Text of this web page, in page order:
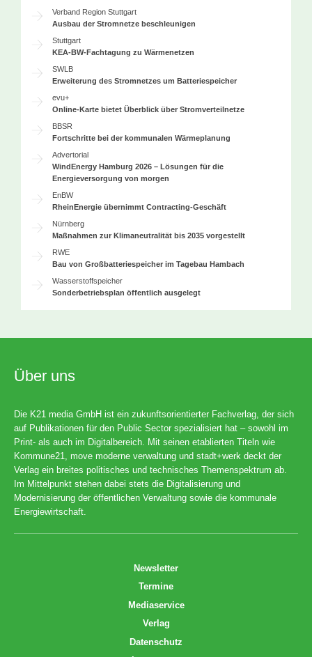
Verband Region Stuttgart
Ausbau der Stromnetze beschleunigen
Stuttgart
KEA-BW-Fachtagung zu Wärmenetzen
SWLB
Erweiterung des Stromnetzes um Batteriespeicher
evu+
Online-Karte bietet Überblick über Stromverteilnetze
BBSR
Fortschritte bei der kommunalen Wärmeplanung
Advertorial
WindEnergy Hamburg 2026 – Lösungen für die
Energieversorgung von morgen
EnBW
RheinEnergie übernimmt Contracting-Geschäft
Nürnberg
Maßnahmen zur Klimaneutralität bis 2035 vorgestellt
RWE
Bau von Großbatteriespeicher im Tagebau Hambach
Wasserstoffspeicher
Sonderbetriebsplan öffentlich ausgelegt
Über uns
Die K21 media GmbH ist ein zukunftsorientierter Fachverlag, der sich
auf Publikationen für den Public Sector spezialisiert hat – sowohl im
Print- als auch im Digitalbereich. Mit seinen etablierten Titeln wie
Kommune21, move moderne verwaltung und stadt+werk deckt der
Verlag ein breites politisches und technisches Themenspektrum ab.
Im Mittelpunkt stehen dabei stets die Digitalisierung und
Modernisierung der öffentlichen Verwaltung sowie die kommunale
Energiewirtschaft.
Newsletter
Termine
Mediaservice
Verlag
Datenschutz